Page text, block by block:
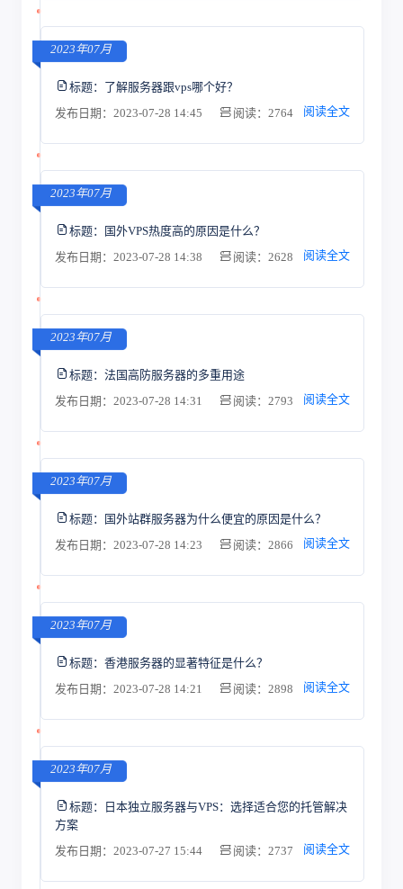
2023年07月
标题： 了解服务器跟vps哪个好？
发布日期：2023-07-28 14:45
阅读：2764 阅读全文
2023年07月
标题： 国外VPS热度高的原因是什么？
发布日期：2023-07-28 14:38
阅读：2628 阅读全文
2023年07月
标题： 法国高防服务器的多重用途
发布日期：2023-07-28 14:31
阅读：2793 阅读全文
2023年07月
标题： 国外站群服务器为什么便宜的原因是什么？
发布日期：2023-07-28 14:23
阅读：2866 阅读全文
2023年07月
标题： 香港服务器的显著特征是什么？
发布日期：2023-07-28 14:21
阅读：2898 阅读全文
2023年07月
标题：
日本独立服务器与VPS：选择适合您的托管解决
方案
发布日期：2023-07-27 15:44
阅读：2737 阅读全文